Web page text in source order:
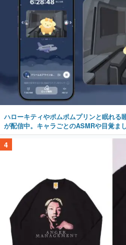
ハローキティやポムポムプリンと眠れる
が配信中。キャラごとのASMRや目覚ま
4